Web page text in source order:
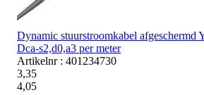
Dynamic stuurstroomkabel afgeschermd
Dca-s2,d0,a3 per meter
Artikelnr : 401234730
3,35
4,05